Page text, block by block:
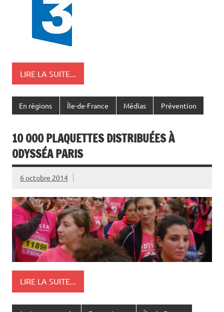
LIRE LA SUITE...
En régions Île-de-France Médias Prévention
10 000 PLAQUETTES DISTRIBUÉES À
ODYSSÉA PARIS
6 octobre 2014
LIRE LA SUITE...